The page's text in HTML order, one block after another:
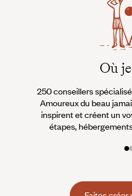
Où
250 conseillers
Amoureux du beau
inspirent et créent un
étapes,